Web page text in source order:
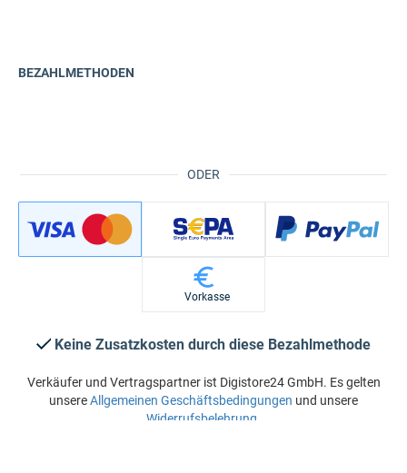
ODER
BEZAHLMETHODEN
Vorkasse
Keine Zusatzkosten durch diese Bezahlmethode
Verkäufer und Vertragspartner ist Digistore24 GmbH. Es gelten
unsereAllgemeinen Geschäftsbedingungen und unsere
Widerrufsbelehrung